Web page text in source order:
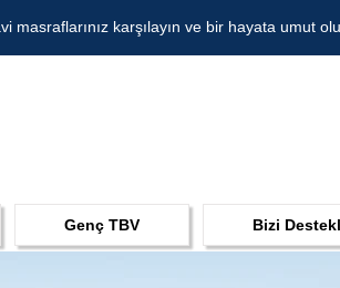
masraflarınız karşılayın ve bir hayata umut
Genç TBV Bizi